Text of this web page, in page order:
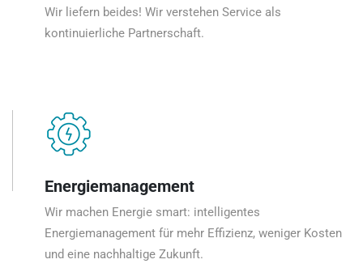
Wir liefern beides! Wir verstehen Service als
kontinuierliche Partnerschaft.
Energiemanagement
Wir machen Energie smart: intelligentes
Energiemanagement für mehr Effizienz, weniger Kosten
und eine nachhaltige Zukunft.